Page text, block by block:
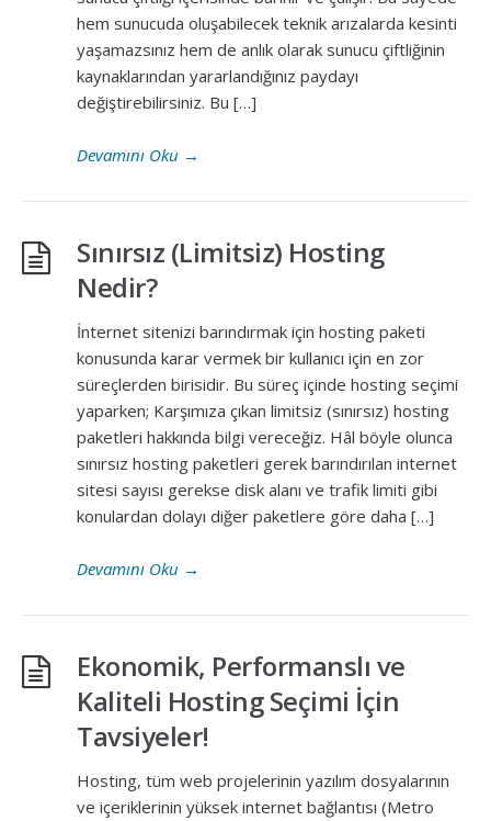
hem sunucuda oluşabilecek teknik arızalarda kesinti
yaşamazsınız hem de anlık olarak sunucu çiftliğinin
kaynaklarından yararlandığınız paydayı
değiştirebilirsiniz. Bu […]
Devamını Oku →
Sınırsız (Limitsiz) Hosting
Nedir?
İnternet sitenizi barındırmak için hosting paketi
konusunda karar vermek bir kullanıcı için en zor
süreçlerden birisidir. Bu süreç içinde hosting seçimi
yaparken; Karşımıza çıkan limitsiz (sınırsız) hosting
paketleri hakkında bilgi vereceğiz. Hâl böyle olunca
sınırsız hosting paketleri gerek barındırılan internet
sitesi sayısı gerekse disk alanı ve trafik limiti gibi
konulardan dolayı diğer paketlere göre daha […]
Devamını Oku →
Ekonomik, Performanslı ve
Kaliteli Hosting Seçimi İçin
Tavsiyeler!
Hosting, tüm web projelerinin yazılım dosyalarının
ve içeriklerinin yüksek internet bağlantısı (Metro